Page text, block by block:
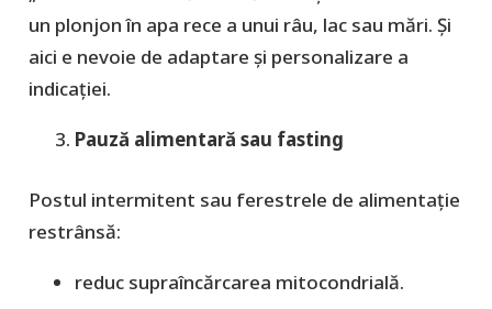
un plonjon în apa rece a unui râu, lac sau mări. Şi
aici e nevoie de adaptare şi personalizare a
indicaţiei.
Pauză alimentară sau fasting
Postul intermitent sau ferestrele de alimentație
restrânsă:
reduc supraîncărcarea mitocondrială.